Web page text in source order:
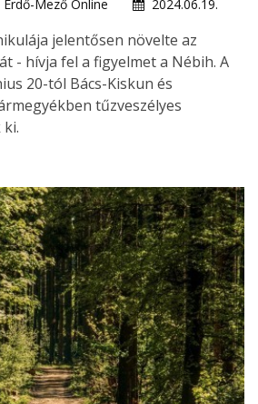
Mező Online
2024.06.19.
jelentősen növelte az
- hívja fel a figyelmet a Nébih. A
20-tól Bács-Kiskun és
tűzveszélyes